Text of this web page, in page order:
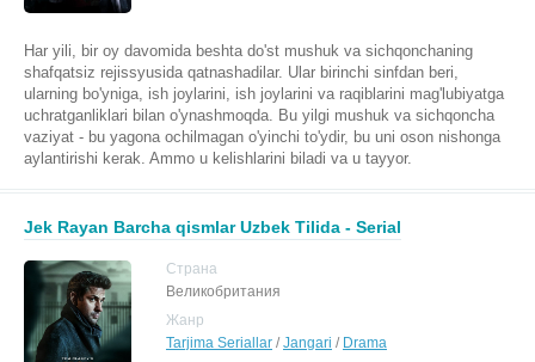
Har yili, bir oy davomida beshta do'st mushuk va sichqonchaning
shafqatsiz rejissyusida qatnashadilar. Ular birinchi sinfdan beri,
ularning bo'yniga, ish joylarini, ish joylarini va raqiblarini mag'lubiyatga
uchratganliklari bilan o'ynashmoqda. Bu yilgi mushuk va sichqoncha
vaziyat - bu yagona ochilmagan o'yinchi to'ydir, bu uni oson nishonga
aylantirishi kerak. Ammo u kelishlarini biladi va u tayyor.
Jek Rayan Barcha qismlar Uzbek Tilida - Serial
Страна
Великобритания
Жанр
Tarjima Seriallar /Jangari / Drama